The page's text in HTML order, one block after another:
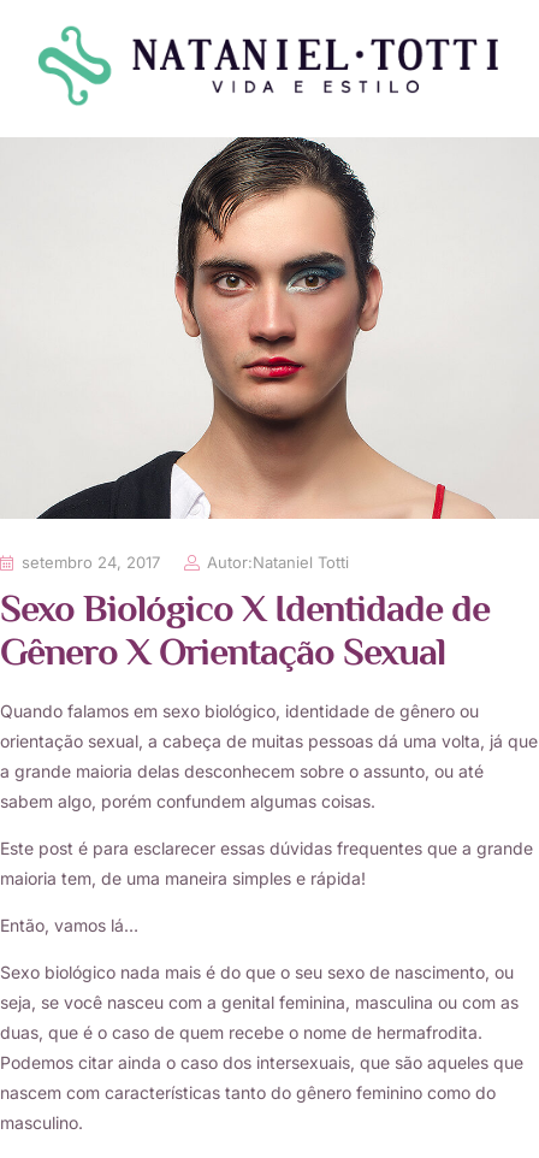
setembro 24, 2017 Autor:Nataniel Totti
Sexo Biológico X Identidade de
Gênero X Orientação Sexual
Quando falamos em sexo biológico, identidade de gênero ou
orientação sexual, a cabeça de muitas pessoas dá uma volta, já que
a grande maioria delas desconhecem sobre o assunto, ou até
sabem algo, porém confundem algumas coisas.
Este post é para esclarecer essas dúvidas frequentes que a grande
maioria tem, de uma maneira simples e rápida!
Então, vamos lá…
Sexo biológico nada mais é do que o seu sexo de nascimento, ou
seja, se você nasceu com a genital feminina, masculina ou com as
duas, que é o caso de quem recebe o nome de hermafrodita.
Podemos citar ainda o caso dos intersexuais, que são aqueles que
nascem com características tanto do gênero feminino como do
masculino.